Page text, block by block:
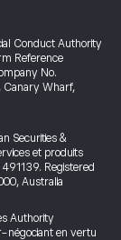
Conduct Authority
Reference
No.
Canary Wharf,
Securities &
et produits
Registered
Australia
Authority
négociant en vertu